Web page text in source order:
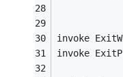
invoke
invoke